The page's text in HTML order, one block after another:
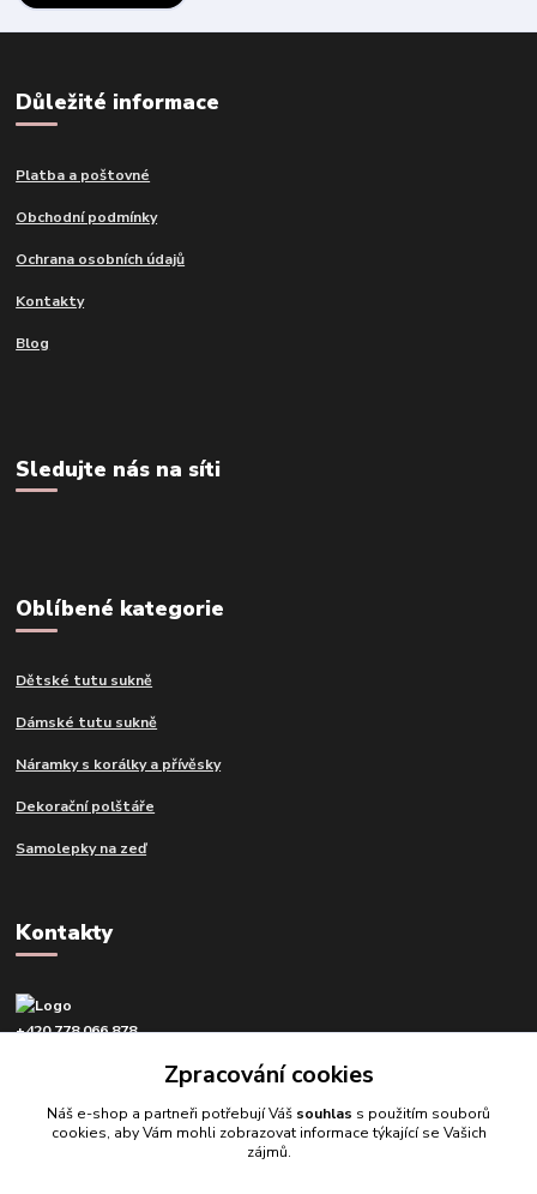
Důležité informace
Platba a poštovné
Obchodní podmínky
Ochrana osobních údajů
Kontakty
Blog
Sledujte nás na síti
Oblíbené kategorie
Dětské tutu sukně
Dámské tutu sukně
Náramky s korálky a přívěsky
Dekorační polštáře
Samolepky na zeď
Kontakty
+420 778 066 878
Zpracování cookies
Náš e-shop a partneři potřebují Váš souhlas s použitím souborů
cookies, aby Vám mohli zobrazovat informace týkající se Vašich
zájmů.